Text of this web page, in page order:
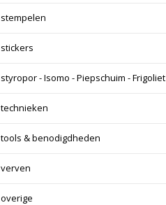
stempelen
stickers
styropor - Isomo - Piepschuim - Frigoliet
technieken
tools & benodigdheden
verven
overige